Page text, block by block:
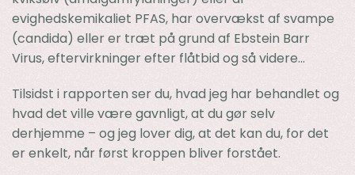
evighedskemikaliet PFAS, har overvækst af svampe
(candida) eller er træt på grund af Ebstein Barr
Virus, eftervirkninger efter flåtbid og så videre…
Tilsidst i rapporten ser du, hvad jeg har behandlet og
hvad det ville være gavnligt, at du gør selv
derhjemme – og jeg lover dig, at det kan du, for det
er enkelt, når først kroppen bliver forstået.